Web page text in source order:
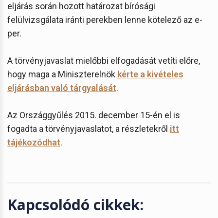
eljárás során hozott határozat bírósági
felülvizsgálata iránti perekben lenne kötelező az e-
per.
A törvényjavaslat mielőbbi elfogadását vetíti előre,
hogy maga a Miniszterelnök kérte a kivételes
eljárásban való tárgyalását.
Az Országgyűlés 2015. december 15-én el is
fogadta a törvényjavaslatot, a részletekről itt
tájékozódhat.
Kapcsolódó cikkek: